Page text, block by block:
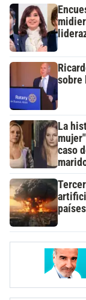
sobre
La
caso